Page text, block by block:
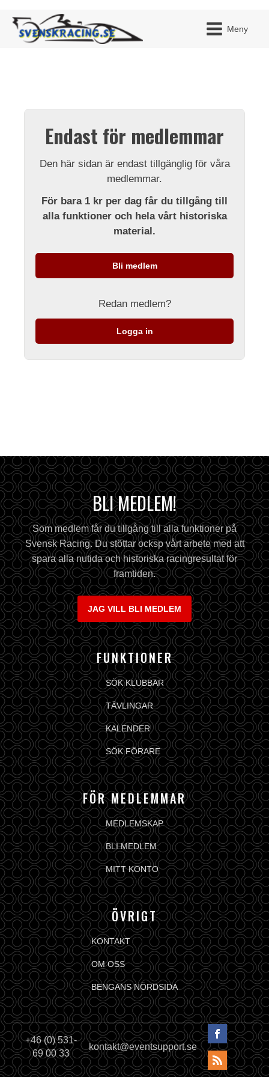
Meny
Endast för medlemmar
Den här sidan är endast tillgänglig för våra
medlemmar.
För bara 1 kr per dag får du tillgång till
alla funktioner och hela vårt historiska
material.
Bli medlem
Redan medlem?
Logga in
BLI MEDLEM!
Som medlem får du tillgång till alla funktioner på
Svensk Racing. Du stöttar ocksp vårt arbete med att
spara alla nutida och historiska racingresultat för
framtiden.
JAG VILL BLI MEDLEM
FUNKTIONER
SÖK KLUBBAR
TÄVLINGAR
KALENDER
SÖK FÖRARE
FÖR MEDLEMMAR
MEDLEMSKAP
BLI MEDLEM
MITT KONTO
ÖVRIGT
KONTAKT
OM OSS
BENGANS NÖRDSIDA
+46 (0) 531-
69 00 33
kontakt@eventsupport.se